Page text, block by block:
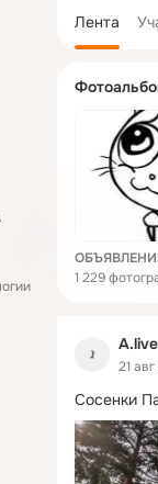
Лента
1 229
A.live
21
Сосенки